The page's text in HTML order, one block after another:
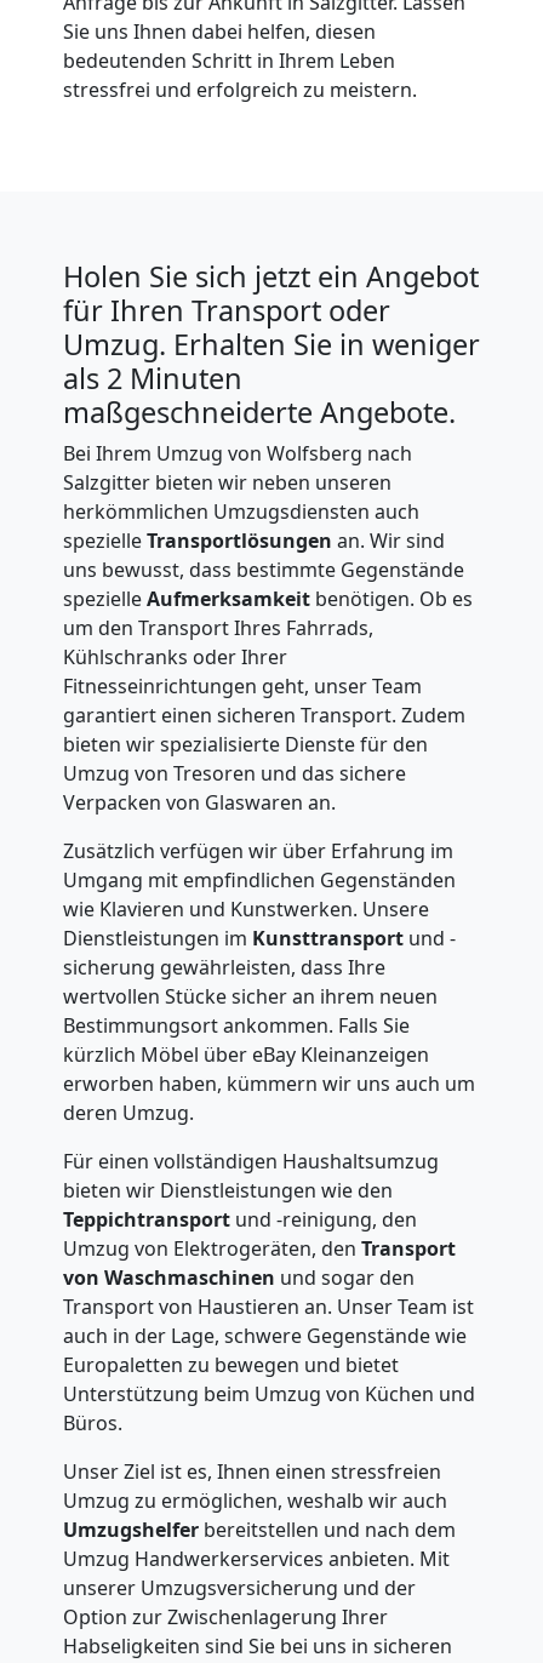
Sie uns Ihnen dabei helfen, diesen
bedeutenden Schritt in Ihrem Leben
stressfrei und erfolgreich zu meistern.
Holen Sie sich jetzt ein Angebot
für Ihren Transport oder
Umzug. Erhalten Sie in weniger
als 2 Minuten
maßgeschneiderte Angebote.
Bei Ihrem Umzug von Wolfsberg nach
Salzgitter bieten wir neben unseren
herkömmlichen Umzugsdiensten auch
spezielleTransportlösungen an. Wir sind
uns bewusst, dass bestimmte Gegenstände
spezielleAufmerksamkeit benötigen. Ob es
um den Transport Ihres Fahrrads,
Kühlschranks oder Ihrer
Fitnesseinrichtungen geht, unser Team
garantiert einen sicheren Transport. Zudem
bieten wir spezialisierte Dienste für den
Umzug von Tresoren und das sichere
Verpacken von Glaswaren an.
Zusätzlich verfügen wir über Erfahrung im
Umgang mit empfindlichen Gegenständen
wie Klavieren und Kunstwerken. Unsere
Dienstleistungen im Kunsttransport und -
sicherung gewährleisten, dass Ihre
wertvollen Stücke sicher an ihrem neuen
Bestimmungsort ankommen. Falls Sie
kürzlich Möbel über eBay Kleinanzeigen
erworben haben, kümmern wir uns auch um
deren Umzug.
Für einen vollständigen Haushaltsumzug
bieten wir Dienstleistungen wie den
Teppichtransport und -reinigung, den
Umzug von Elektrogeräten, den Transport
von Waschmaschinen und sogar den
Transport von Haustieren an. Unser Team ist
auch in der Lage, schwere Gegenstände wie
Europaletten zu bewegen und bietet
Unterstützung beim Umzug von Küchen und
Büros.
Unser Ziel ist es, Ihnen einen stressfreien
Umzug zu ermöglichen, weshalb wir auch
Umzugshelfer bereitstellen und nach dem
Umzug Handwerkerservices anbieten. Mit
unserer Umzugsversicherung und der
Option zur Zwischenlagerung Ihrer
Habseligkeiten sind Sie bei uns in sicheren